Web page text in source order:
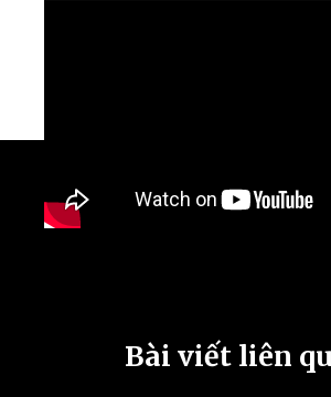
Bài viết liên